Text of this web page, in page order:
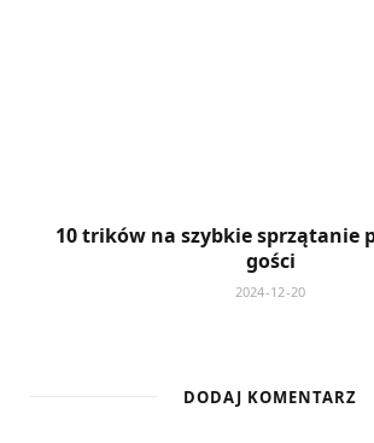
10 trików na szybkie sprzątanie
gości
2024-12-20
DODAJ KOMENTARZ